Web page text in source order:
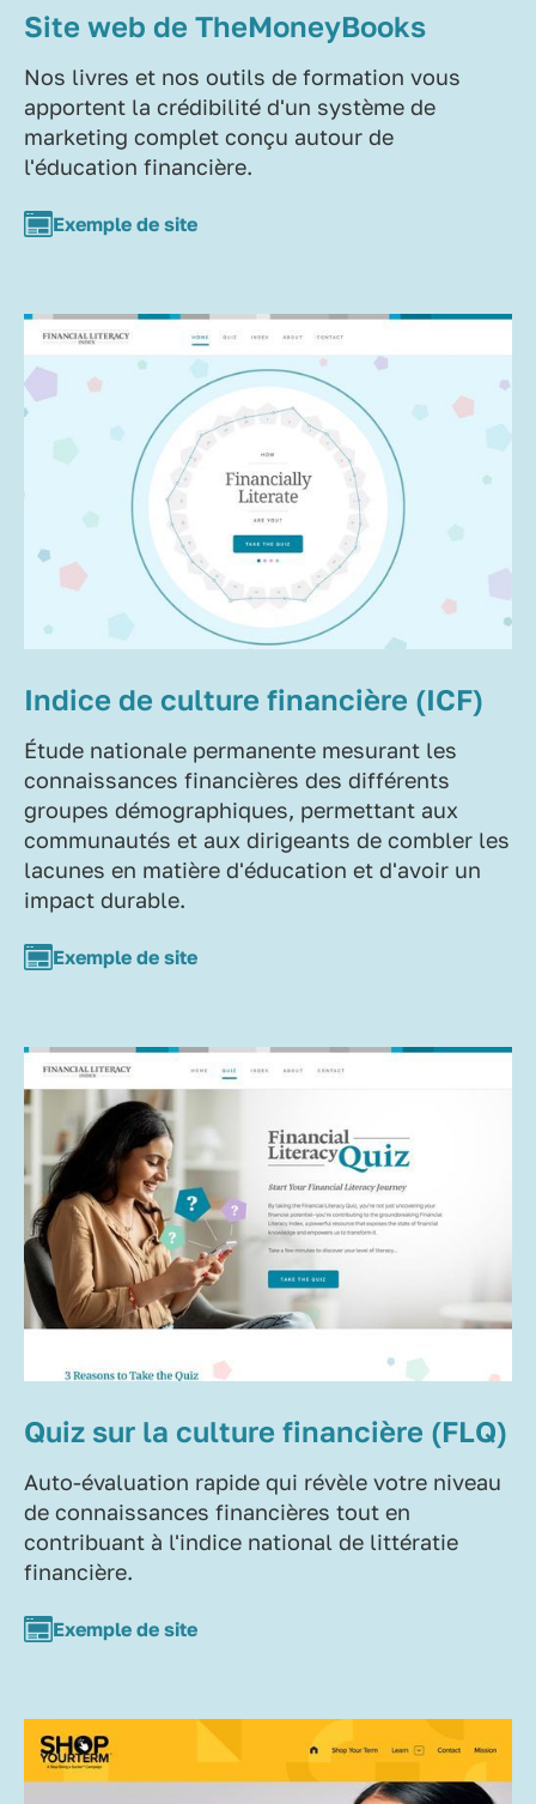
Site web de TheMoneyBooks
Nos livres et nos outils de formation vous
apportent la crédibilité d'un système de
marketing complet conçu autour de
l'éducation financière.
Exemple de site
Indice de culture financière (ICF)
Étude nationale permanente mesurant les
connaissances financières des différents
groupes démographiques, permettant aux
communautés et aux dirigeants de combler les
lacunes en matière d'éducation et d'avoir un
impact durable.
Exemple de site
Quiz sur la culture financière (FLQ)
Auto-évaluation rapide qui révèle votre niveau
de connaissances financières tout en
contribuant à l'indice national de littératie
financière.
Exemple de site